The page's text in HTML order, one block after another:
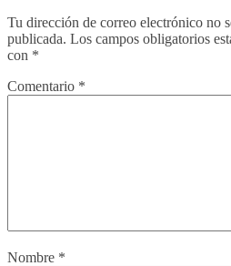
Tu dirección de correo electrónico no
publicada. Los campos obligatorios
con *
Comentario *
Nombre *